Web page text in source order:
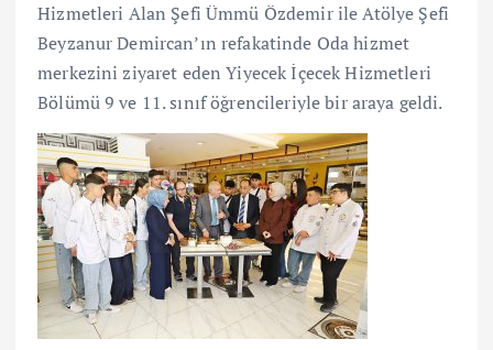
Hizmetleri Alan Şefi Ümmü Özdemir ile Atölye Şefi
Beyzanur Demircan’ın refakatinde Oda hizmet
merkezini ziyaret eden Yiyecek İçecek Hizmetleri
Bölümü 9 ve 11. sınıf öğrencileriyle bir araya geldi.